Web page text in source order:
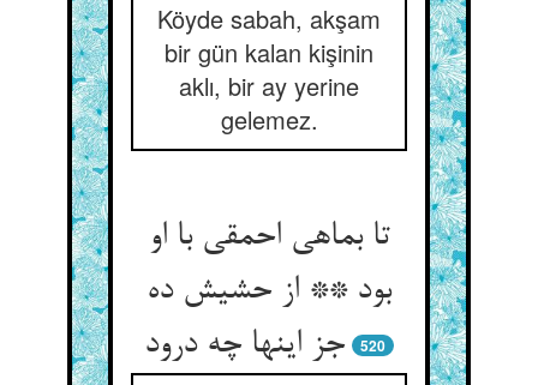
Köyde sabah, akşam
bir gün kalan kişinin
aklı, bir ay yerine
gelemez.
تا بماهی احمقی با او
بود ** از حشیش ده
جز اینها چه درود
520